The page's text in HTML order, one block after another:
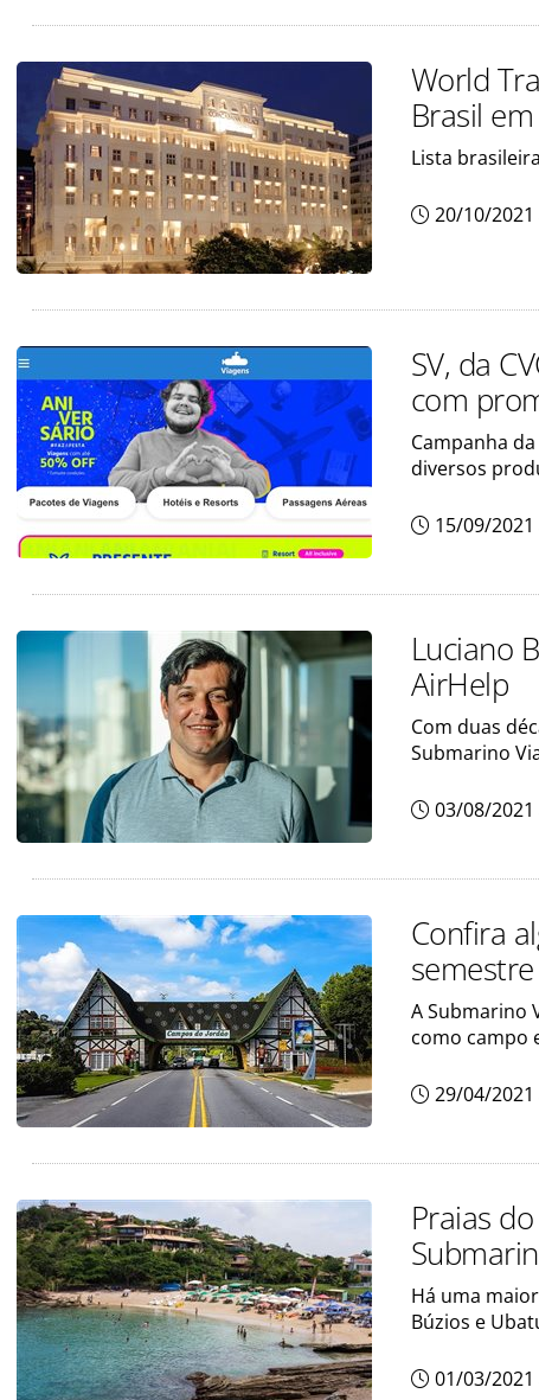
World
Brasil
Lista
20/10/2021
SV, da
com
Campanha
diversos
15/09/2021
Luciano
AirHelp
Com duas
Submarino
03/08/2021
Confira
semestre
A Submarino
como campo
29/04/2021
Praias
Há uma
Búzios e
01/03/2021